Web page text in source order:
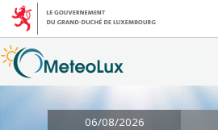
06/08/2026